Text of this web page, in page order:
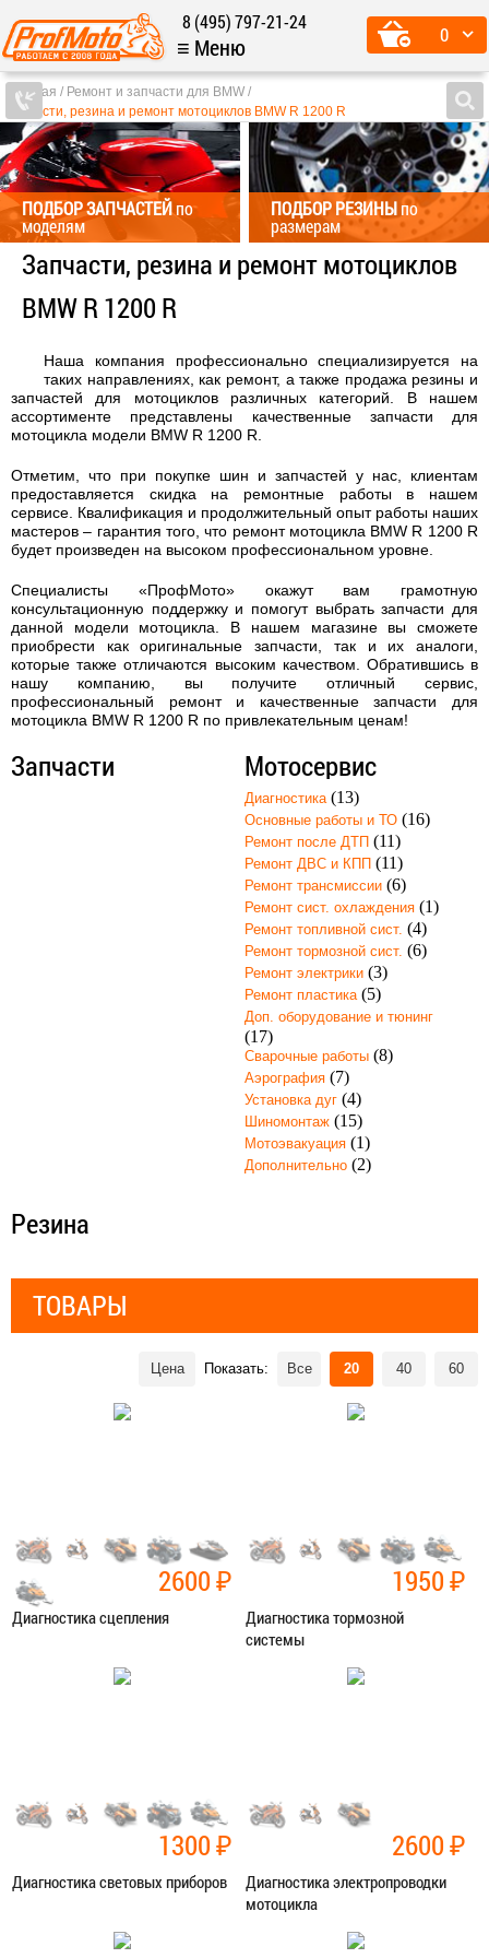
8 (495) 797-21-24
0
≡ Меню
Главная
Ремонт и запчасти для BMW
Запчасти, резина и ремонт мотоциклов BMW R 1200 R
ПОДБОР ЗАПЧАСТЕЙпо
моделям
ПОДБОР РЕЗИНЫпо
размерам
Запчасти, резина и ремонт мотоциклов
BMW R 1200 R
Наша компания профессионально специализируется на
таких направлениях, как ремонт, а также продажа резины и
запчастей для мотоциклов различных категорий. В нашем
ассортименте представлены качественные запчасти для
мотоцикла модели BMW R 1200 R.
Отметим, что при покупке шин и запчастей у нас, клиентам
предоставляется скидка на ремонтные работы в нашем
сервисе. Квалификация и продолжительный опыт работы наших
мастеров – гарантия того, что ремонт мотоцикла BMW R 1200 R
будет произведен на высоком профессиональном уровне.
Специалисты «ПрофМото» окажут вам грамотную
консультационную поддержку и помогут выбрать запчасти для
данной модели мотоцикла. В нашем магазине вы сможете
приобрести как оригинальные запчасти, так и их аналоги,
которые также отличаются высоким качеством. Обратившись в
нашу компанию, вы получите отличный сервис,
профессиональный ремонт и качественные запчасти для
мотоцикла BMW R 1200 R по привлекательным ценам!
Запчасти Мотосервис
Диагностика(13)
Основные работы и ТО(16)
Ремонт после ДТП(11)
Ремонт ДВС и КПП(11)
Ремонт трансмиссии(6)
Ремонт сист. охлаждения(1)
Ремонт топливной сист. (4)
Ремонт тормозной сист. (6)
Ремонт электрики(3)
Ремонт пластика(5)
Доп. оборудование и тюнинг
(17)
Сварочные работы(8)
Аэрография(7)
Установка дуг(4)
Шиномонтаж(15)
Мотоэвакуация(1)
Дополнительно(2)
Резина
ТОВАРЫ
Показать: Все 20 40 60
Цена
2600₽
Диагностика сцепления
Диагностика
1950₽
Диагностика тормозной
системы
Диагностика
1300₽
Диагностика световых приборов
Диагностика
2600₽
Диагностика электропроводки
мотоцикла
Диагностика